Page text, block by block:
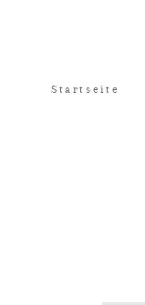
Startseite